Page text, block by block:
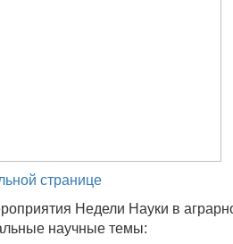
странице
Недели Науки в
научные темы: